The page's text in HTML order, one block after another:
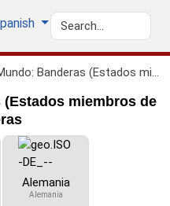
Banderas (Estados miembros de la ONU)
miembros de
Alemania
Alemania